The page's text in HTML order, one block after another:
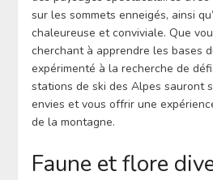
sur les sommets enneigés, ainsi
chaleureuse et conviviale. Que
cherchant à apprendre les bases
expérimenté à la recherche de
stations de ski des Alpes sauront
envies et vous offrir une
de la montagne.
Faune et flore